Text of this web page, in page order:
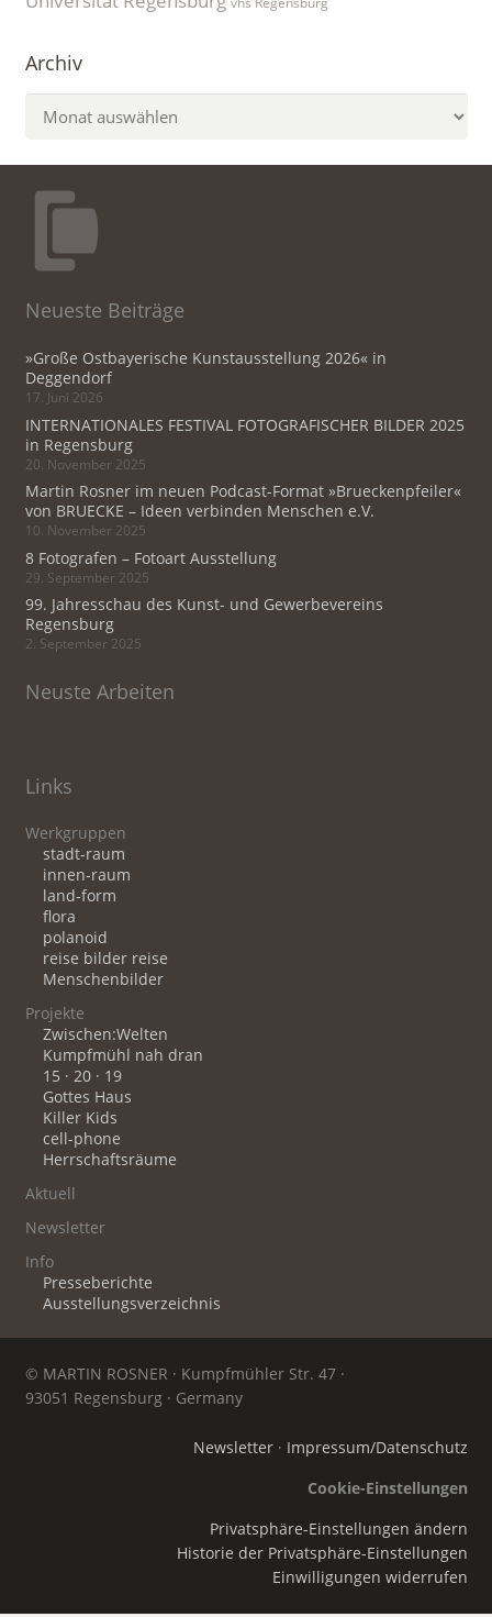
Archiv
Archiv
Neueste Beiträge
»Große Ostbayerische Kunstausstellung 2026« in
Deggendorf
17. Juni 2026
INTERNATIONALES FESTIVAL FOTOGRAFISCHER BILDER 2025
in Regensburg
20. November 2025
Martin Rosner im neuen Podcast-Format »Brueckenpfeiler«
von BRUECKE – Ideen verbinden Menschen e.V.
10. November 2025
8 Fotografen – Fotoart Ausstellung
29. September 2025
99. Jahresschau des Kunst- und Gewerbevereins
Regensburg
2. September 2025
Neuste Arbeiten
Links
Werkgruppen
stadt-raum
innen-raum
land-form
flora
polanoid
reise bilder reise
Menschenbilder
Projekte
Zwischen:Welten
Kumpfmühl nah dran
15 · 20 · 19
Gottes Haus
Killer Kids
cell-phone
Herrschaftsräume
Aktuell
Newsletter
Info
Presseberichte
Ausstellungsverzeichnis
© MARTIN ROSNER · Kumpfmühler Str. 47 ·
93051 Regensburg · Germany
Newsletter· Impressum/Datenschutz
Cookie-Einstellungen
Privatsphäre-Einstellungen ändern
Historie der Privatsphäre-Einstellungen
Einwilligungen widerrufen